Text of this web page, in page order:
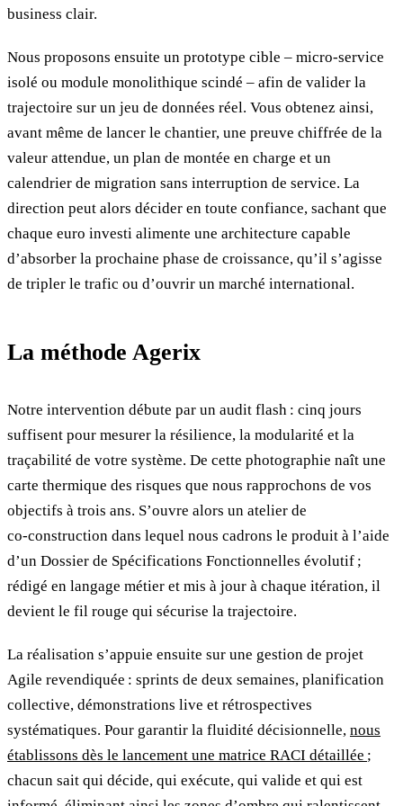
business clair.
Nous proposons ensuite un prototype cible – micro‑service
isolé ou module monolithique scindé – afin de valider la
trajectoire sur un jeu de données réel. Vous obtenez ainsi,
avant même de lancer le chantier, une preuve chiffrée de la
valeur attendue, un plan de montée en charge et un
calendrier de migration sans interruption de service. La
direction peut alors décider en toute confiance, sachant que
chaque euro investi alimente une architecture capable
d’absorber la prochaine phase de croissance, qu’il s’agisse
de tripler le trafic ou d’ouvrir un marché international.
La méthode Agerix
Notre intervention débute par un audit flash : cinq jours
suffisent pour mesurer la résilience, la modularité et la
traçabilité de votre système. De cette photographie naît une
carte thermique des risques que nous rapprochons de vos
objectifs à trois ans. S’ouvre alors un atelier de
co‑construction dans lequel nous cadrons le produit à l’aide
d’un Dossier de Spécifications Fonctionnelles évolutif ;
rédigé en langage métier et mis à jour à chaque itération, il
devient le fil rouge qui sécurise la trajectoire.
La réalisation s’appuie ensuite sur une gestion de projet
Agile revendiquée : sprints de deux semaines, planification
collective, démonstrations live et rétrospectives
systématiques. Pour garantir la fluidité décisionnelle, nous
établissons dès le lancement une matrice RACI détaillée ;
chacun sait qui décide, qui exécute, qui valide et qui est